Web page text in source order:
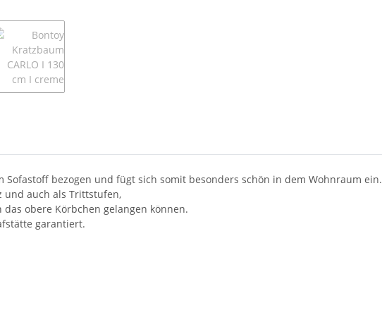
bezogen und fügt sich somit besonders schön in dem Wohnraum ein.
und auch als Trittstufen,
obere Körbchen gelangen können.
garantiert.